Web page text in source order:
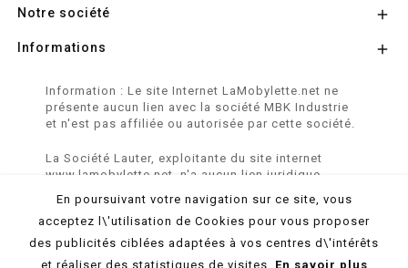
Notre société 
Informations 
Information : Le site Internet LaMobylette.net ne
présente aucun lien avec la société MBK Industrie
et n'est pas affiliée ou autorisée par cette société.
La Société Lauter, exploitante du site internet
www.lamobylette.net, n'a aucun lien juridique,
SINBAR - Groupe Easybike - propriétaire des
marques SOLEX, VELOSOLEX, SOLEXINE et E-
SOLEX.
En poursuivant votre navigation sur ce site, vous
acceptez l\'utilisation de Cookies pour vous proposer
des publicités ciblées adaptées à vos centres d\'intérêts
et réaliser des statistiques de visites. En savoir plus